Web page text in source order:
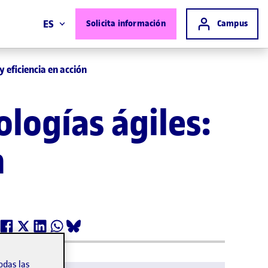
Solicita información Acceso a
Campus
ES
eficiencia en acción
ágiles:
las